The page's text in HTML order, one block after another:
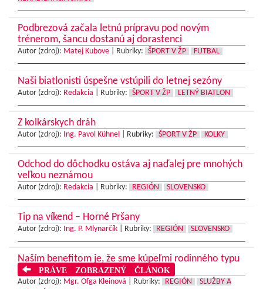
Podbrezová začala letnú prípravu pod novým
trénerom, šancu dostanú aj dorastenci
Autor (zdroj): Matej Kubove Rubriky: ŠPORT V ŽP FUTBAL
Naši biatlonisti úspešne vstúpili do letnej sezóny
Autor (zdroj): Redakcia Rubriky: ŠPORT V ŽP LETNÝ BIATLON
Z kolkárskych dráh
Autor (zdroj): Ing. Pavol Kühnel Rubriky: ŠPORT V ŽP KOLKY
Odchod do dôchodku ostáva aj naďalej pre mnohých
veľkou neznámou
Autor (zdroj): Redakcia Rubriky: REGIÓN SLOVENSKO
Tip na víkend – Horné Pršany
Autor (zdroj): Ing. P. Mlynarčík Rubriky: REGIÓN SLOVENSKO
Naším benefitom je, že sme kúpeľmi rodinného typu
PRÁVE ZOBRAZENÝ ČLÁNOK
Autor (zdroj): Mgr. Oľga Kleinová Rubriky: REGIÓN
SLUŽBY A